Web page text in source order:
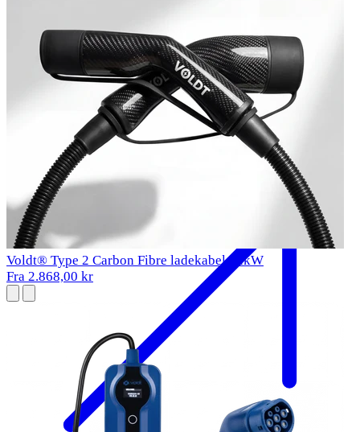
BMW i5 Opladningskabel
11 kW
Voldt® Type 2 Carbon Fibre ladekabel 22kW
Fra 2.868,00 kr